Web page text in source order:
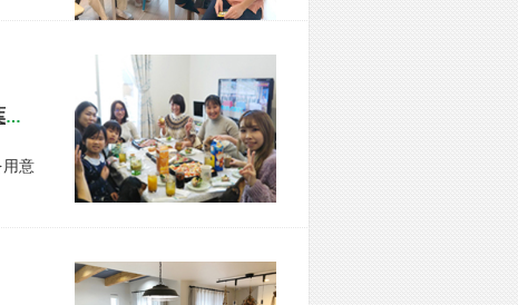
開催しました! 『新築お披露目パーティー』 千葉県松戸市 H様宅
意